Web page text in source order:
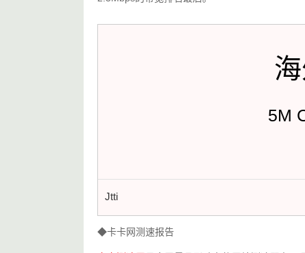
5M
Jtti
◆卡卡网测速报告